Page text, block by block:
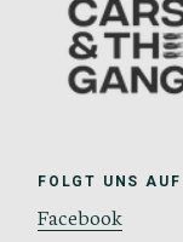
FOLGT UNS AUF
Facebook